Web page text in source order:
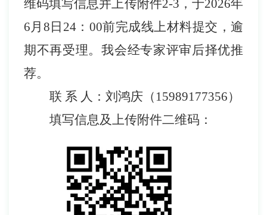
维码填写信息并上传附件2-3 ，于2026年
6月 8 日 24： 00前完成线上材料提交 ，逾
期不再受理。我会经专家评审后择优推
荐。
联 系 人：刘鸿庆（ 15989177356）
填写信息及上传附件二维码：